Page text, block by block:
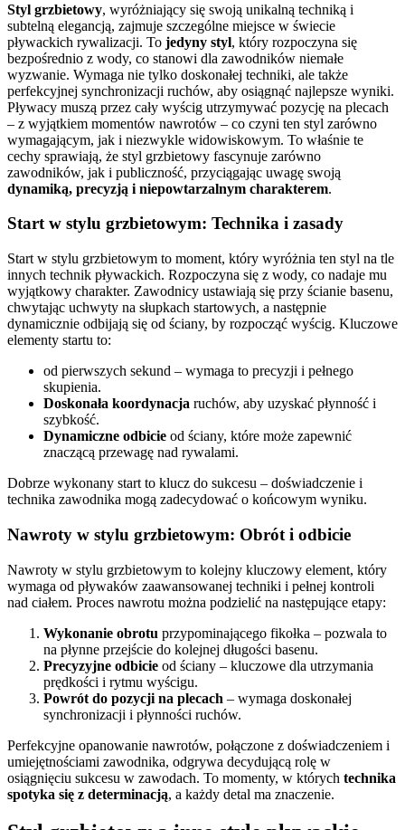
Styl grzbietowy, wyróżniający się swoją unikalną techniką i
subtelną elegancją, zajmuje szczególne miejsce w świecie
pływackich rywalizacji. To jedyny styl, który rozpoczyna się
bezpośrednio z wody, co stanowi dla zawodników niemałe
wyzwanie. Wymaga nie tylko doskonałej techniki, ale także
perfekcyjnej synchronizacji ruchów, aby osiągnąć najlepsze wyniki.
Pływacy muszą przez cały wyścig utrzymywać pozycję na plecach
– z wyjątkiem momentów nawrotów – co czyni ten styl zarówno
wymagającym, jak i niezwykle widowiskowym. To właśnie te
cechy sprawiają, że styl grzbietowy fascynuje zarówno
zawodników, jak i publiczność, przyciągając uwagę swoją
dynamiką, precyzją i niepowtarzalnym charakterem.
Start w stylu grzbietowym: Technika i zasady
Start w stylu grzbietowym to moment, który wyróżnia ten styl na tle
innych technik pływackich. Rozpoczyna się z wody, co nadaje mu
wyjątkowy charakter. Zawodnicy ustawiają się przy ścianie basenu,
chwytając uchwyty na słupkach startowych, a następnie
dynamicznie odbijają się od ściany, by rozpocząć wyścig. Kluczowe
elementy startu to:
od pierwszych sekund – wymaga to precyzji i pełnego
skupienia.
Doskonała koordynacja ruchów, aby uzyskać płynność i
szybkość.
Dynamiczne odbicie od ściany, które może zapewnić
znaczącą przewagę nad rywalami.
Dobrze wykonany start to klucz do sukcesu – doświadczenie i
technika zawodnika mogą zadecydować o końcowym wyniku.
Nawroty w stylu grzbietowym: Obrót i odbicie
Nawroty w stylu grzbietowym to kolejny kluczowy element, który
wymaga od pływaków zaawansowanej techniki i pełnej kontroli
nad ciałem. Proces nawrotu można podzielić na następujące etapy:
Wykonanie obrotu przypominającego fikołka – pozwala to
na płynne przejście do kolejnej długości basenu.
Precyzyjne odbicie od ściany – kluczowe dla utrzymania
prędkości i rytmu wyścigu.
Powrót do pozycji na plecach – wymaga doskonałej
synchronizacji i płynności ruchów.
Perfekcyjne opanowanie nawrotów, połączone z doświadczeniem i
umiejętnościami zawodnika, odgrywa decydującą rolę w
osiągnięciu sukcesu w zawodach. To momenty, w których technika
spotyka się z determinacją, a każdy detal ma znaczenie.